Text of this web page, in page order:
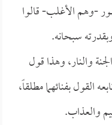
-وهم الأغلب- قالوا
وبقدرته سبحانه.
والنار، وهذا قول
القول بفنائهما مطلقاً،
والعذاب.